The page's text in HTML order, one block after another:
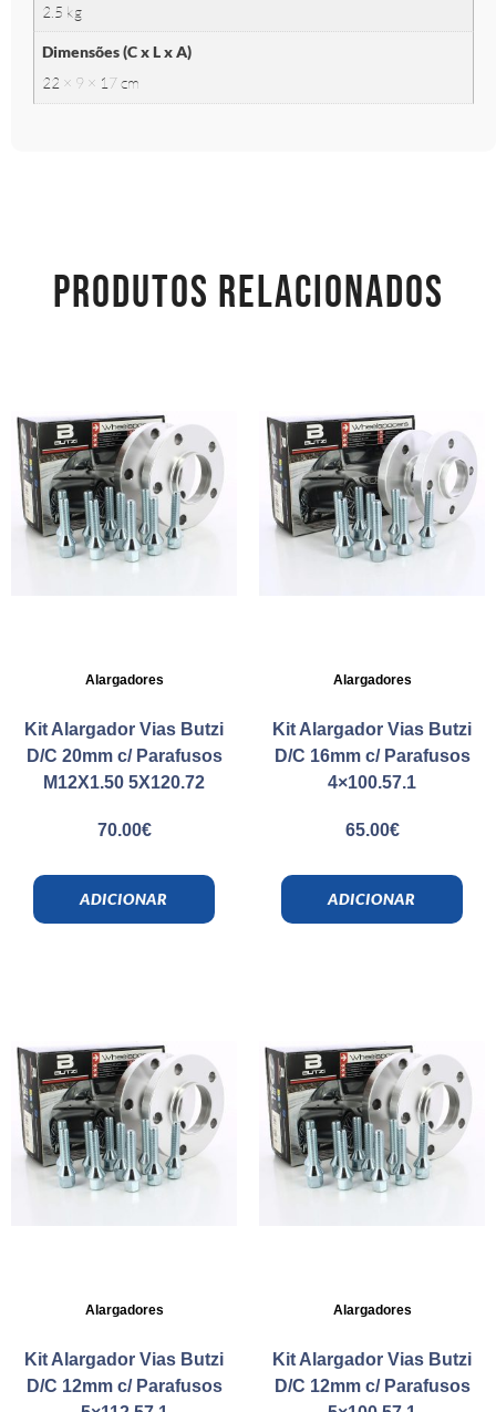
2.5 kg
Dimensões (C x L x A)
22 × 9 × 17 cm
PRODUTOS RELACIONADOS
Alargadores
Kit Alargador Vias Butzi
D/C 20mm c/ Parafusos
M12X1.50 5X120.72
70.00€
ADICIONAR
Alargadores
Kit Alargador Vias Butzi
D/C 16mm c/ Parafusos
4×100.57.1
65.00€
ADICIONAR
Alargadores
Kit Alargador Vias Butzi
D/C 12mm c/ Parafusos
Alargadores
Kit Alargador Vias Butzi
D/C 12mm c/ Parafusos